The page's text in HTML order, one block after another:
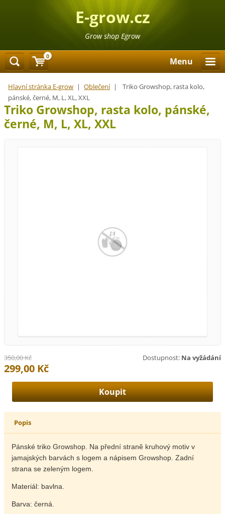
E-grow.cz
Grow shop Egrow
Menu
Hlavní stránka E-grow | Oblečení |
Triko Growshop, rasta kolo,
pánské, černé, M, L, XL, XXL
Triko Growshop, rasta kolo, pánské,
černé, M, L, XL, XXL
Dostupnost: Na vyžádání
350,00 Kč
299,00 Kč
Popis
Pánské triko Growshop. Na přední straně kruhový motiv v
jamajských barvách s logem a nápisem Growshop. Zadní
strana se zeleným logem.
Materiál: bavlna.
Barva: černá.
0